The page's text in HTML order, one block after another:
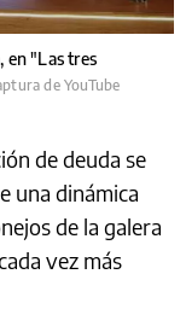
en "Las tres
de YouTube
de deuda se
una dinámica
de la galera
vez más